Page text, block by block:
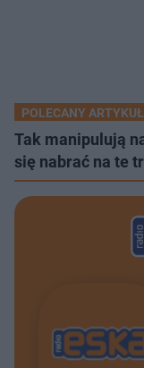
POLECANY
Tak manipulują
się nabrać na te